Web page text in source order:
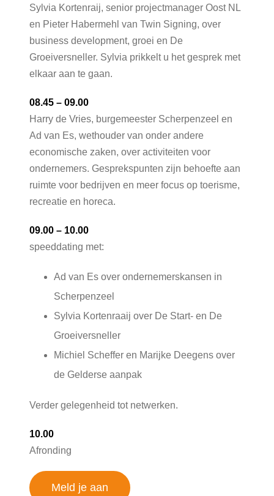
Sylvia Kortenraij, senior projectmanager Oost NL
en Pieter Habermehl van Twin Signing, over
business development, groei en De
Groeiversneller. Sylvia prikkelt u het gesprek met
elkaar aan te gaan.
08.45 – 09.00
Harry de Vries, burgemeester Scherpenzeel en
Ad van Es, wethouder van onder andere
economische zaken, over activiteiten voor
ondernemers. Gesprekspunten zijn behoefte aan
ruimte voor bedrijven en meer focus op toerisme,
recreatie en horeca.
09.00 – 10.00
speeddating met:
Ad van Es over ondernemerskansen in
Scherpenzeel
Sylvia Kortenraaij over De Start- en De
Groeiversneller
Michiel Scheffer en Marijke Deegens over
de Gelderse aanpak
Verder gelegenheid tot netwerken.
10.00
Afronding
Meld je aan